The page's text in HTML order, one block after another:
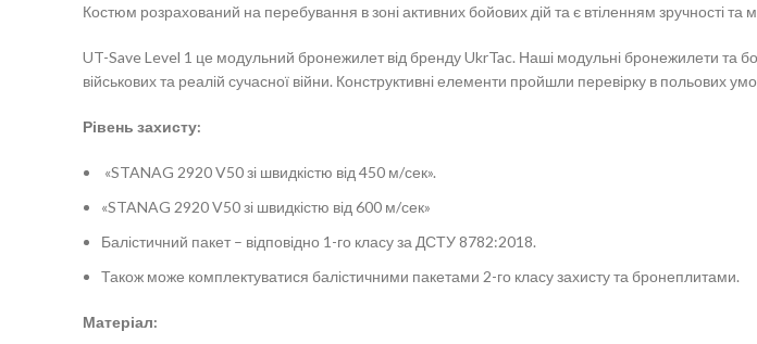
Костюм розрахований на перебування в зоні активних бойових дій та є втіленням зручності
UT-Save Level 1 це модульний бронежилет від бренду UkrTac. Наші модульні бронежилети та
військових та реалій сучасної війни. Конструктивні елементи пройшли перевірку в польових
Рівень захисту:
«STANAG 2920 V50 зі швидкістю від 450 м/сек».
«STANAG 2920 V50 зі швидкістю від 600 м/сек»
Балістичний пакет – відповідно 1-го класу за ДСТУ 8782:2018.
Також може комплектуватися балістичними пакетами 2-го класу захисту та бронеплитами.
Матеріал: